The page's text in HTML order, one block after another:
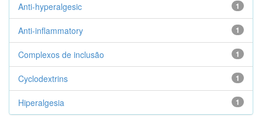
1
Anti-hyperalgesic
1
Anti-inflammatory
1
Complexos de inclusão
1
Cyclodextrins
1
Hiperalgesia